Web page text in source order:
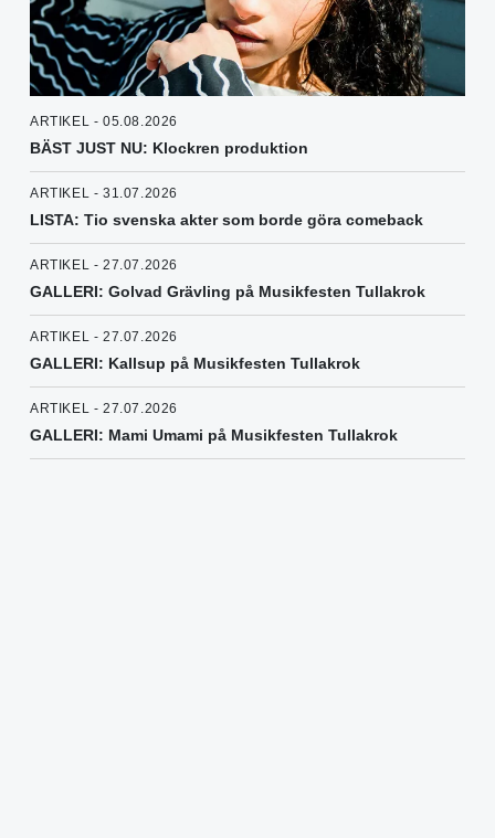
ARTIKEL - 05.08.2026
BÄST JUST NU: Klockren produktion
ARTIKEL - 31.07.2026
LISTA: Tio svenska akter som borde göra comeback
ARTIKEL - 27.07.2026
GALLERI: Golvad Grävling på Musikfesten Tullakrok
ARTIKEL - 27.07.2026
GALLERI: Kallsup på Musikfesten Tullakrok
ARTIKEL - 27.07.2026
GALLERI: Mami Umami på Musikfesten Tullakrok